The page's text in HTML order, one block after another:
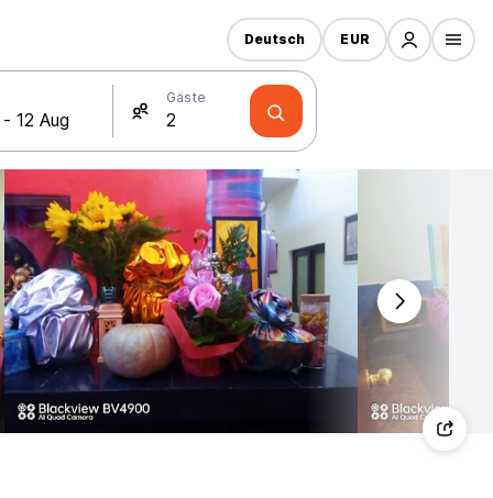
Gäste
Deutsch EUR